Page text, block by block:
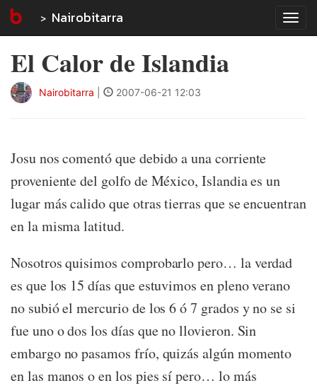
Nairobitarra
El Calor de Islandia
Nairobitarra 2007-06-21 12:03
Josu nos comentó que debido a una corriente
proveniente del golfo de México, Islandia es un
lugar más calido que otras tierras que se encuentran
en la misma latitud.
Nosotros quisimos comprobarlo pero… la verdad
es que los 15 días que estuvimos en pleno verano
no subió el mercurio de los 6 ó 7 grados y no se si
fue uno o dos los días que no llovieron. Sin
embargo no pasamos frío, quizás algún momento
en las manos o en los pies sí pero… lo más